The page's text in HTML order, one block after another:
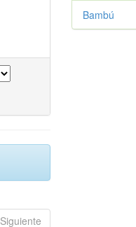
Siguiente
Bambú